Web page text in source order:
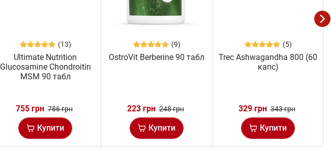
(13)
Ultimate Nutrition
Glucosamine Chondroitin
MSM 90 табл
755 грн 786 грн
Купити
(9)
OstroVit Berberine 90 табл
223 грн 248 грн
Купити
(5)
Trec Ashwagandha 800 (60
капс)
329 грн 343 грн
Купити